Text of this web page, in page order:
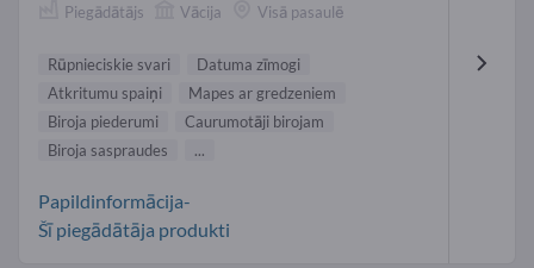
Piegādātājs Vācija Visā pasaulē
Rūpnieciskie svari
Datuma zīmogi
Atkritumu spaiņi
Mapes ar gredzeniem
Biroja piederumi
Caurumotāji birojam
Biroja saspraudes
...
Papildinformācija-
Šī piegādātāja produkti